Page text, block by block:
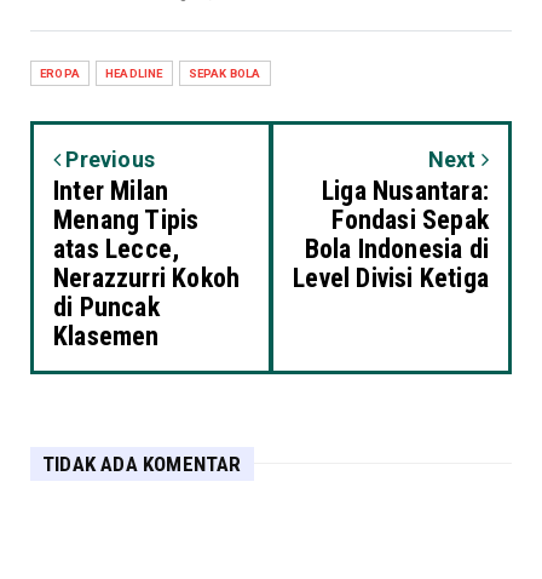
EROPA HEADLINE SEPAK BOLA
Previous
Inter Milan
Menang Tipis
atas Lecce,
Nerazzurri Kokoh
di Puncak
Klasemen
Next
Liga Nusantara:
Fondasi Sepak
Bola Indonesia di
Level Divisi Ketiga
TIDAK ADA KOMENTAR